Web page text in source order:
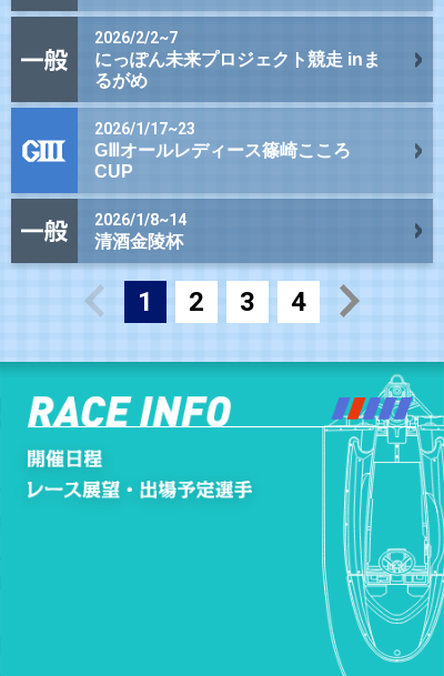
2026/2/2~7
にっぽん未来プロジェクト競走 inま
るがめ
2026/1/17~23
GⅢオールレディース篠崎こころ
CUP
2026/1/8~14
清酒金陵杯
1 2 3 4